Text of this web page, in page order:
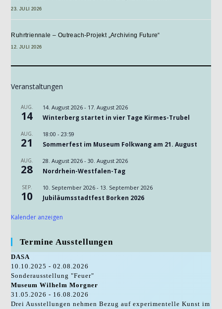
23. JULI 2026
Ruhrtriennale – Outreach-Projekt „Archiving Future“
12. JULI 2026
Veranstaltungen
AUG.
14
14. August 2026 - 17. August 2026
Winterberg startet in vier Tage Kirmes-Trubel
AUG.
21
18:00 -23:59
Sommerfest im Museum Folkwang am 21. August
AUG.
28
28. August 2026 -30. August 2026
Nordrhein-Westfalen-Tag
SEP.
10
10. September 2026 - 13. September 2026
Jubiläumsstadtfest Borken 2026
Kalender anzeigen
Termine Ausstellungen
DASA
10.10.2025 - 02.08.2026
Sonderausstellung "Feuer"
Museum Wilhelm Morgner
31.05.2026 - 16.08.2026
Drei Ausstellungen nehmen Bezug auf experimentelle Kunst im